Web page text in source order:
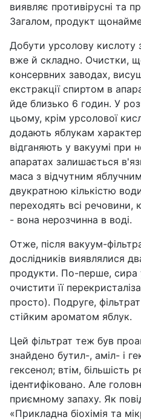
виявляє противірусні та
Загалом, продукт
Добути урсолову кислоту
вже й складно. Очистки,
консервних заводах,
екстракції спиртом в
йде близько 6 годин. У
цьому, крім урсолової
додають яблукам
відганяють у вакуумі при
апаратах залишається
маса з відчутним
двукратною кількістю
переходять всі речовини,
- вона нерозчинна в воді.
Отже, після вакуум-
дослідників виявлялися
продукти. По-перше, сира
очистити її
просто). Подруге,
стійким ароматом яблук.
Цей фільтрат теж був
знайдено бутил-, аміл- і
гексенол; втім, більшість
ідентифіковано. Але
приємному запаху. Як
«Прикладна біохімія та